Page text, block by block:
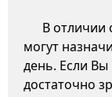
В отличии
могут
день. Если
достаточно